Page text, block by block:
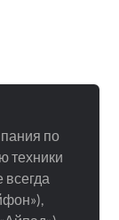
по
техники
всегда